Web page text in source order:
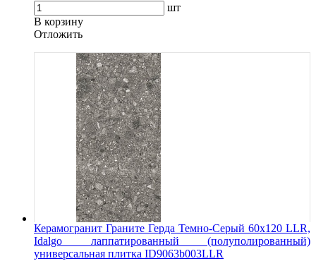
шт
В корзину
Oтложить
Керамогранит Граните Герда Темно-Серый 60х120 LLR,
Idalgo лаппатированный (полуполированный)
универсальная плитка ID9063b003LLR